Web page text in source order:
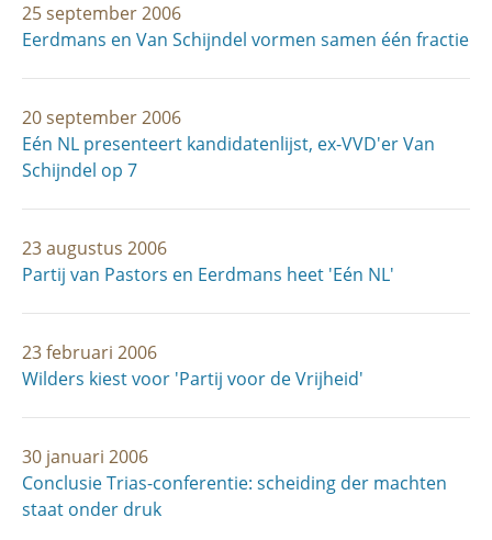
25 september 2006
Eerdmans en Van Schijndel vormen samen één fractie
20 september 2006
Eén NL presenteert kandidatenlijst, ex-VVD'er Van
Schijndel op 7
23 augustus 2006
Partij van Pastors en Eerdmans heet 'Eén NL'
23 februari 2006
Wilders kiest voor 'Partij voor de Vrijheid'
30 januari 2006
Conclusie Trias-conferentie: scheiding der machten
staat onder druk